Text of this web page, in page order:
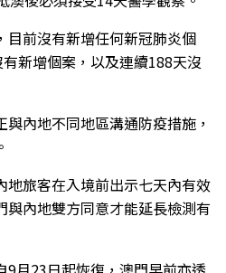
目前沒有新增任何新冠肺炎個
新增個案，以及連續188天沒
內地不同地區溝通防疫措施，
地旅客在入境前出示七天內有效
內地雙方同意才能延長檢測有